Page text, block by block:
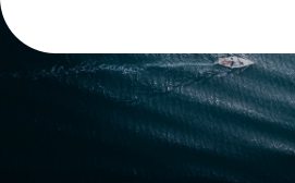
SERVICE
SEGELBLOG